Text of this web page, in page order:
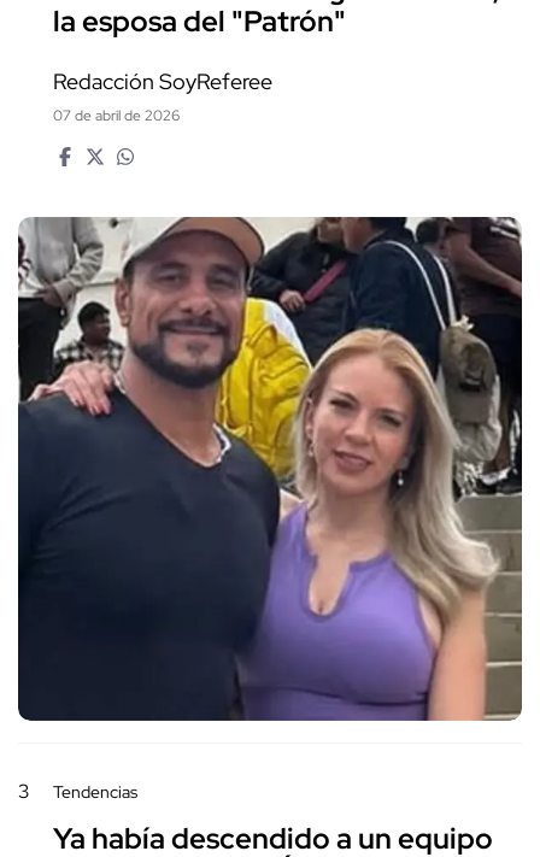
la esposa del "Patrón"
Redacción SoyReferee
07 de abril de 2026
3 Tendencias
Ya había descendido a un equipo